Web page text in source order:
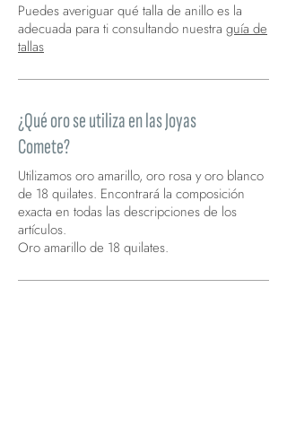
Puedes averiguar qué talla de anillo es la
adecuada para ti consultando nuestra guía de
tallas
¿Qué oro se utiliza en las Joyas
Comete?
Utilizamos oro amarillo, oro rosa y oro blanco
de 18 quilates. Encontrará la composición
exacta en todas las descripciones de los
artículos.
Oro amarillo de 18 quilates.